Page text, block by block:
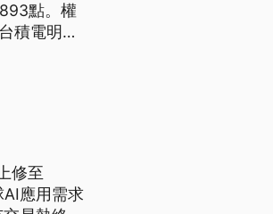
點。權
積電明
修至
AI應用需求